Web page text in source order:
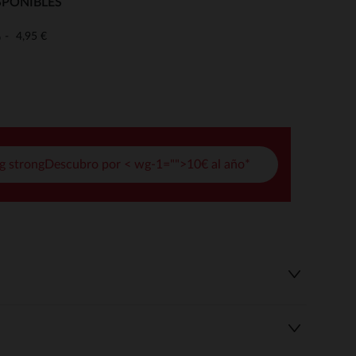
de privacidad, garantizando el cumplimiento de las
4,95 €
strongDescubro por < wg-1="">10€ al año*